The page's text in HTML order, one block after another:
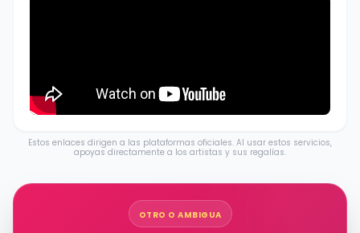
Estos enlaces dirigen a las plataformas oficiales. Al usar estos servicios,
apoyas directamente a los artistas y sus regalías.
OTRO O AMBIGUA